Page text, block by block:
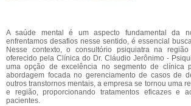
A saúde mental é um aspecto fundamental da
enfrentamos desafios nesse sentido, é essencial
Nesse contexto, o consultório psiquiatra na
oferecido pela Clínica do Dr. Cláudio Jerônimo -
uma opção de excelência no segmento de clínica
abordagem focada no gerenciamento de casos de
outros transtornos mentais, a empresa se tornou uma
e região, proporcionando tratamentos eficazes e
pacientes.